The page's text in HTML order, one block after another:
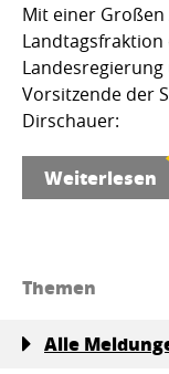
Mit einer Großen
Vorsitzende der
Dirschauer:
Weiterlesen
Themen
Alle